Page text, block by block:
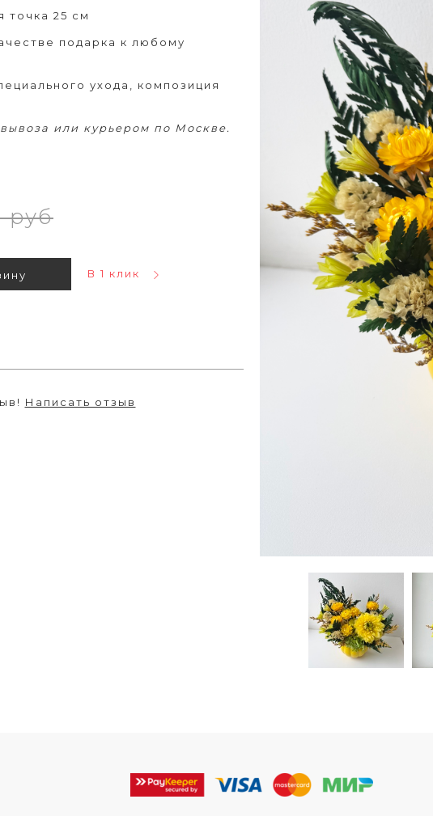
точка 25 см
подарка к любому
ухода, композиция
или курьером по Москве.
руб
В 1 клик
Написать отзыв